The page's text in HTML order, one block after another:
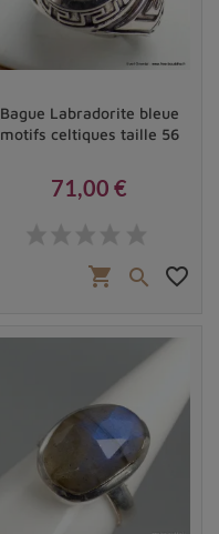
Bague Labradorite bleue
motifs celtiques taille 56
71,00 €
shopping_cart  favorite_border